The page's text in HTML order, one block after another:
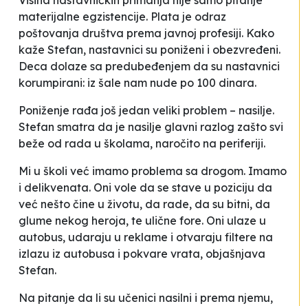
materijalne egzistencije. Plata je odraz
poštovanja društva prema javnoj profesiji. Kako
kaže Stefan, nastavnici su poniženi i obezvređeni.
Deca dolaze sa predubeđenjem da su nastavnici
korumpirani: iz šale nam nude po 100 dinara.
Poniženje rađa još jedan veliki problem – nasilje.
Stefan smatra da je nasilje glavni razlog zašto svi
beže od rada u školama, naročito na periferiji.
Mi u školi već imamo problema sa drogom. Imamo
i delikvenata. Oni vole da se stave u poziciju da
već nešto čine u životu, da rade, da su bitni, da
glume nekog heroja, te ulične fore. Oni ulaze u
autobus, udaraju u reklame i otvaraju filtere na
izlazu iz autobusa i pokvare vrata, objašnjava
Stefan.
Na pitanje da li su učenici nasilni i prema njemu,